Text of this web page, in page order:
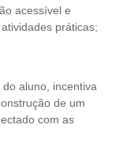
acessível e
práticas;
aluno, incentiva
de um
com as